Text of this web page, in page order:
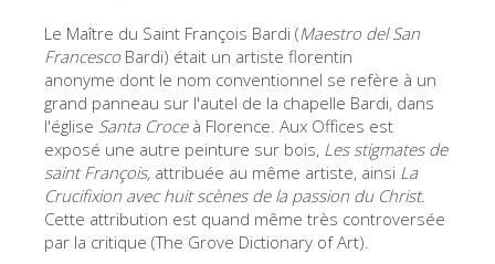
Visite virtuelle
Les Oeuvres
Les Salles
Les Artistes
Les nouvelles salles
Les autres Musées
Le Maître du Saint François Bardi (Maestro del San
Francesco Bardi) était un artiste florentin
anonyme dont le nom conventionnel se refère à un
grand panneau sur l'autel de la chapelle Bardi, dans
l'église Santa Croceà Florence. Aux Offices est
exposé une autre peinture sur bois, Les stigmates de
saint François, attribuée au même artiste, ainsi La
Crucifixion avec huit scènes de la passion du Christ.
Cette attribution est quand même très controversée
par la critique (The Grove Dictionary of Art).